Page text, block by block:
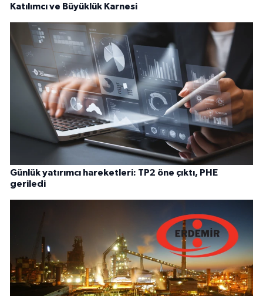
Katılımcı ve Büyüklük Karnesi
Günlük yatırımcı hareketleri: TP2 öne çıktı, PHE
geriledi